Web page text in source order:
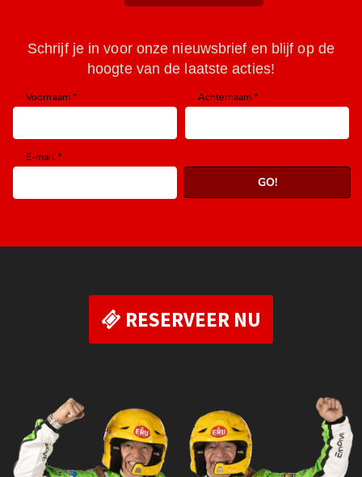
RESERVEER NU